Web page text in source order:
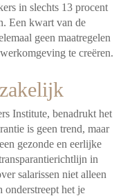
in slechts 13 procent
Een kwart van de
geen maatregelen
te creëren.
Institute, benadrukt het
is geen trend, maar
gezonde en eerlijke
in
salarissen niet alleen
het je